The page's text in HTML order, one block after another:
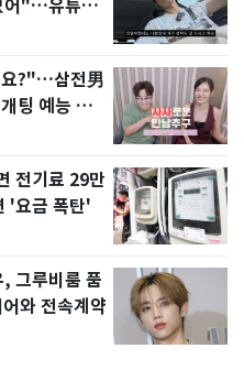
어"…유튜브
요?"…삼전男
팅 예능 화
전기료 29만
'요금 폭탄'
그루비룸 품
와 전속계약